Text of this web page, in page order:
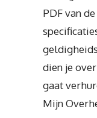
PDF van
dien je
gaat
Mijn